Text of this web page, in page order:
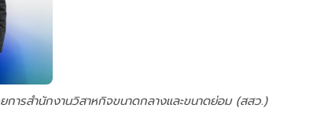
ารสำนักงานวิสาหกิจขนาดกลางและขนาดย่อม (สสว.)